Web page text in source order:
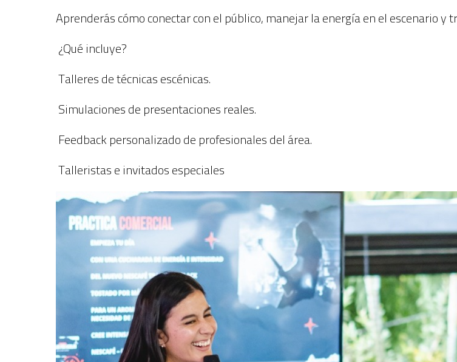
Aprenderás cómo conectar con el público, manejar la energía en el escenario
¿Qué incluye?
Talleres de técnicas escénicas.
Simulaciones de presentaciones reales.
Feedback personalizado de profesionales del área.
Talleristas e invitados especiales